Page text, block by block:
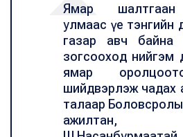
Ямар шалтгаан
улмаас үе тэнгийн
газар авч байна
зогсооход нийгэм
ямар
шийдвэрлэж чадах
талаар
ажилтан,